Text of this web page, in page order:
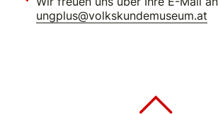
ungplus@volkskundemuseum.at